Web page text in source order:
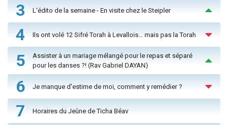
3 L'édito de la semaine - En visite chez le Steipler
4 Ils ont volé 12 Sifré Torah à Levallois… mais pas la Torah
5
Assister à un mariage mélangé pour le repas et séparé
pour les danses ?! (Rav Gabriel DAYAN)
6 Je manque d'estime de moi, comment y remédier ?
7 Horaires du Jeûne de Ticha Béav